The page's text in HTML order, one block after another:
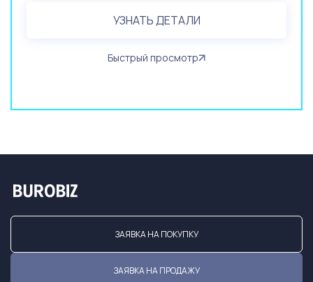
УЗНАТЬ ДЕТАЛИ
Быстрый просмотр
ЗАЯВКА НА ПОКУПКУ
ЗАЯВКА НА ПРОДАЖУ